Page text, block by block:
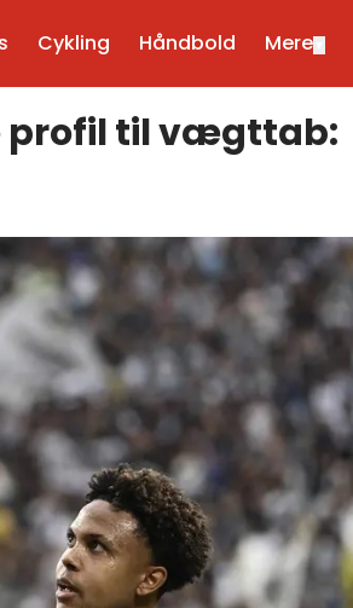
Cykling Håndbold Mere
profil til vægttab: